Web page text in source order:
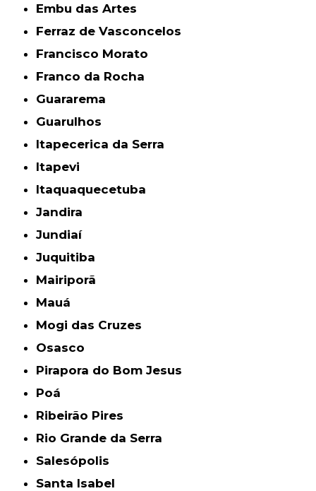
Embu das Artes
Ferraz de Vasconcelos
Francisco Morato
Franco da Rocha
Guararema
Guarulhos
Itapecerica da Serra
Itapevi
Itaquaquecetuba
Jandira
Jundiaí
Juquitiba
Mairiporã
Mauá
Mogi das Cruzes
Osasco
Pirapora do Bom Jesus
Poá
Ribeirão Pires
Rio Grande da Serra
Salesópolis
Santa Isabel